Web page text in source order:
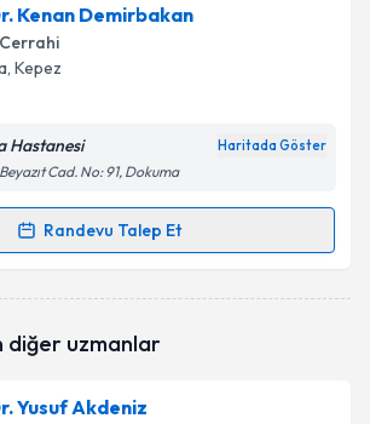
e-posta ile bilgilendireceğiz.
işlenmesine ilişkin
okudum ve kişisel verilerimin belirtilen
işlenmesini kabul ediyorum.
Takvim Talebini Gönder
Kenan Demirbakan
, Kepez
Hastanesi Haritada Göster
Cad. No: 91, Dokuma
Randevu Talep Et
Talebi
Size bu uzmandan randevu almanız
diğer uzmanlar
Yusuf Akdeniz